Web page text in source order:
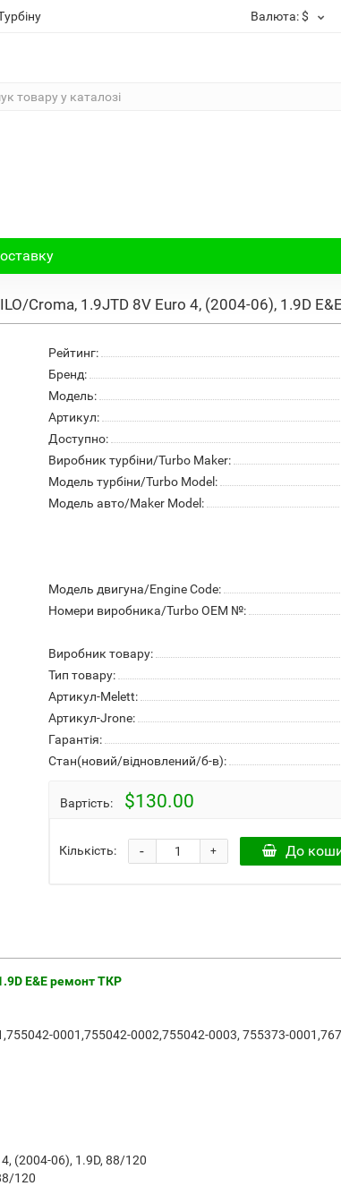
Валюта:$
Croma, 1.9JTD 8V Euro 4, (2004-06), 1.9D
Рейтинг:
Бренд:
Модель:
Артикул:
Доступно:
Виробник турбіни/Turbo Maker:
Модель турбіни/Turbo Model:
Модель авто/Maker Model:
Модель двигуна/Engine Code:
Номери виробника/Turbo OEM №:
Виробник товару:
Тип товару:
Артикул-Melett:
Артикул-Jrone:
Гарантія:
Стан(новий/відновлений/б-в):
Вартість: $130.00
Кількість: +
- До
E&E ремонт ТКР
0001,755042-0002,755042-0003, 755373-
(2004-06), 1.9D, 88/120
120